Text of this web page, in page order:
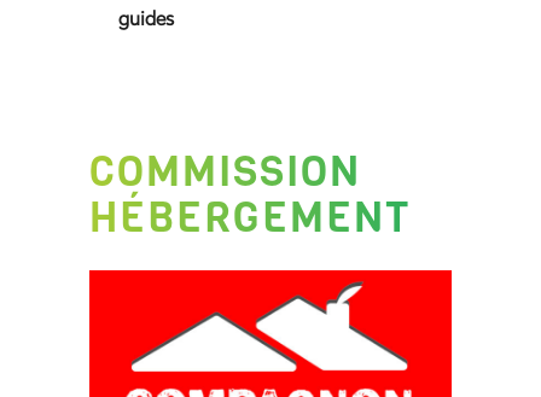
guides
COMMISSION
HÉBERGEMENT